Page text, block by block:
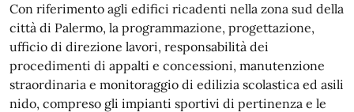
Con riferimento agli edifici ricadenti nella zona sud della
città di Palermo, la programmazione, progettazione,
ufficio di direzione lavori, responsabilità dei
procedimenti di appalti e concessioni, manutenzione
straordinaria e monitoraggio di edilizia scolastica ed asili
nido, compreso gli impianti sportivi di pertinenza e le